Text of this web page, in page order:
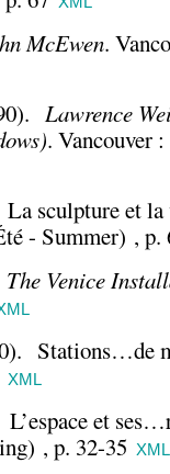
McEwen.
Lawrence
. Vancouver
La sculpture et
- Summer) , p.
The Venice
Stations…de
XML
L’espace et
, p. 32-35 XML